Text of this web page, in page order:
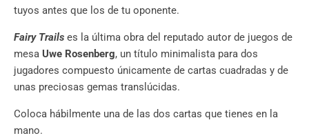
tuyos antes que los de tu oponente.
Fairy Trails es la última obra del reputado autor de juegos de
mesa Uwe Rosenberg, un título minimalista para dos
jugadores compuesto únicamente de cartas cuadradas y de
unas preciosas gemas translúcidas.
Coloca hábilmente una de las dos cartas que tienes en la
mano.